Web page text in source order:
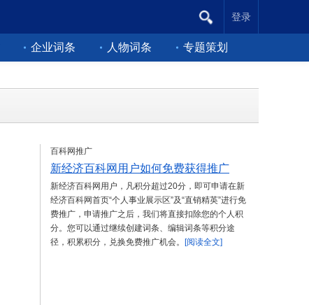
企业词条 人物词条 专题策划
登录
百科网推广
新经济百科网用户如何免费获得推广
新经济百科网用户，凡积分超过20分，即可申请在新
经济百科网首页“个人事业展示区”及“直销精英”进行免
费推广，申请推广之后，我们将直接扣除您的个人积
分。您可以通过继续创建词条、编辑词条等积分途
径，积累积分，兑换免费推广机会。
[阅读全文]